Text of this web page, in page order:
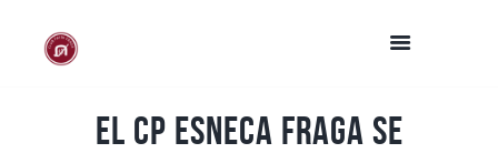
El CP Esneca Fraga se